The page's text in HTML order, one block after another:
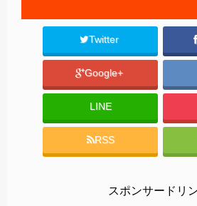
Twitter
Google+
LINE
RSS
スポンサードリ